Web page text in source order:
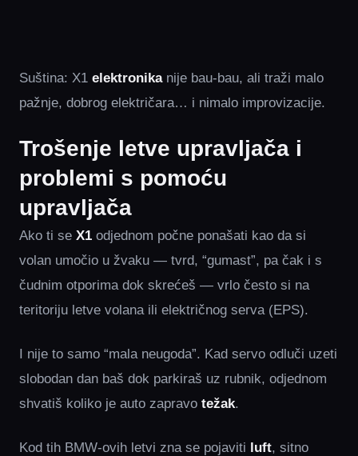
Suština: X1 elektronikanije bau-bau, ali traži malo
pažnje, dobrog električara… i nimalo improvizacije.
Trošenje letve upravljača i
problemi s pomoću
upravljača
Ako ti se X1 odjednom počne ponašati kao da si
volan umočio u žvaku — tvrd, “gumast”, pa čak i s
čudnim otporima dok skrećeš — vrlo često si na
teritoriju letve volana ili električnog serva (EPS).
I nije to samo “mala neugoda”. Kad servo odluči uzeti
slobodan dan baš dok parkiraš uz rubnik, odjednom
shvatiš koliko je auto zapravo težak.
Kod tih BMW‑ovih letvi zna se pojaviti luft, sitno